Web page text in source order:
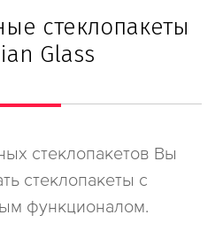
стеклопакеты
Glass
стеклопакетов Вы
стеклопакеты с
функционалом.